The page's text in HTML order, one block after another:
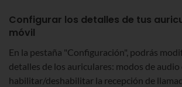
Configurar los detalles de tus
móvil
En la pestaña "Configuración", podrás
detalles de los auriculares: modos de audio
habilitar/deshabilitar la recepción de